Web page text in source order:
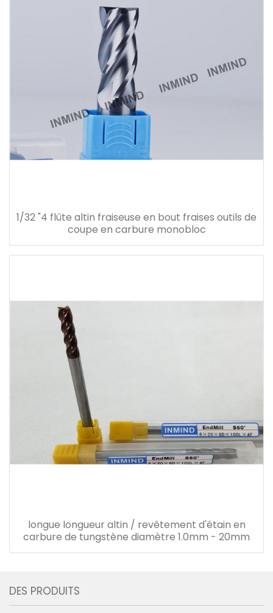
1/32 "4 flûte altin fraiseuse en bout fraises outils de
coupe en carbure monobloc
longue longueur altin / revêtement d'étain en
carbure de tungstène diamètre 1.0mm - 20mm
DES PRODUITS